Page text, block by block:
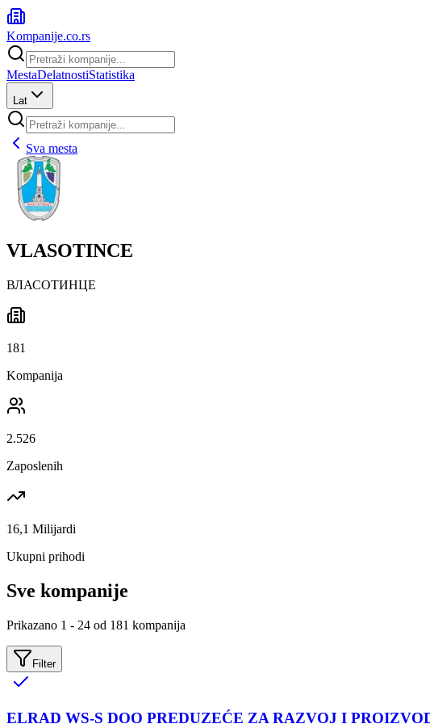
Kompanije.co.rs
MestaDelatnostiStatistika
Lat
Sva mesta
VLASOTINCE
ВЛАСОТИНЦЕ
181
Kompanija
2.526
Zaposlenih
16,1 Milijardi
Ukupni prihodi
Sve kompanije
Prikazano 1 - 24 od 181 kompanija
Filter
ELRAD WS-S DOO PREDUZEĆE ZA RAZVOJ I